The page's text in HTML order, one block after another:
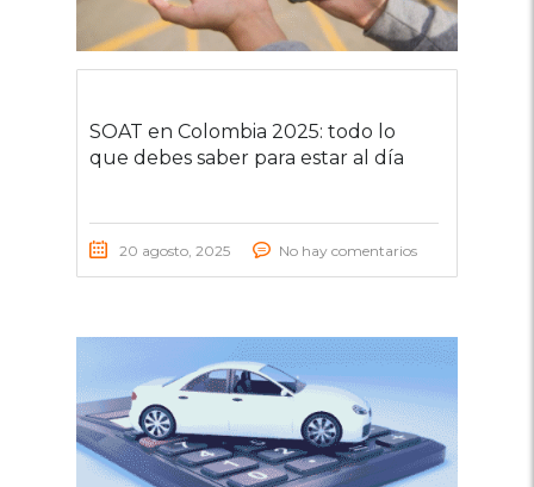
SOAT en Colombia 2025: todo lo
que debes saber para estar al día
20 agosto, 2025 No hay comentarios